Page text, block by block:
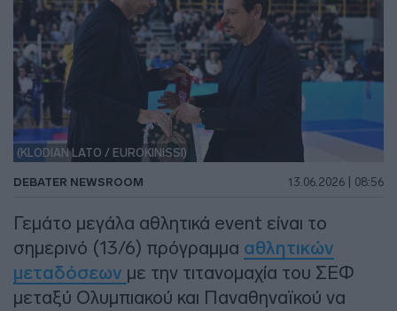
(KLODIAN LATO / EUROKINISSI)
DEBATER NEWSROOM 13.06.2026 | 08:56
Γεμάτο μεγάλα αθλητικά event είναι το
σημερινό (13/6) πρόγραμμα αθλητικών
μεταδόσεων με την τιτανομαχία του ΣΕΦ
μεταξύ Ολυμπιακού και Παναθηναϊκού να